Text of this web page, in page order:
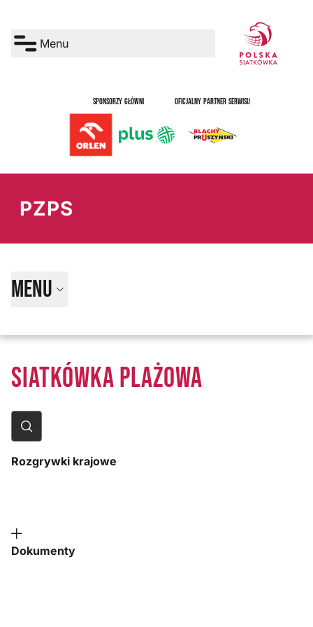
Menu
SPONSORZY GŁÓWNI OFICJALNY PARTNER SERWISU
PZPS
Menu
SIATKÓWKA PLAŻOWA
Rozgrywki krajowe
Dokumenty